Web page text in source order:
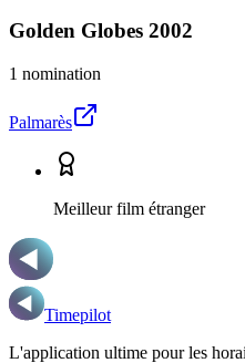
Golden Globes 2002
1 nomination
Palmarès
Meilleur film étranger
Timepilot
L'application ultime pour les